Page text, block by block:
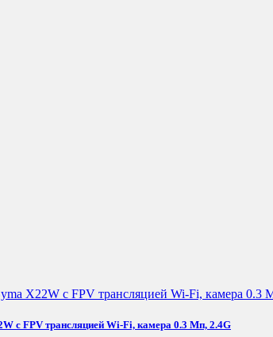
с FPV трансляцией Wi-Fi, камера 0.3 Мп, 2.4G